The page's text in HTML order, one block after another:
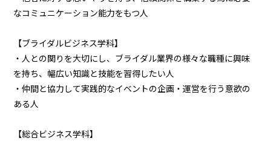
なコミュニケーション能力をもつ人
【ブライダルビジネス学科】
・人との関りを大切にし、ブライダル業界の様々な職種に興味
を持ち、幅広い知識と技能を習得したい人
・仲間と協力して実践的なイベントの企画・運営を行う意欲の
ある人
【総合ビジネス学科】